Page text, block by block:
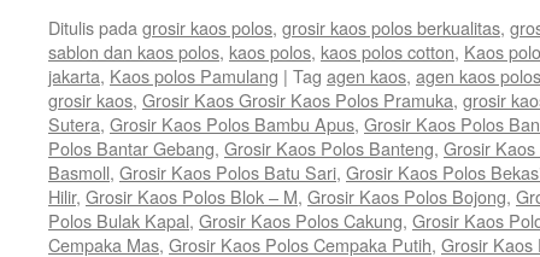
Ditulis padagrosir kaos polos, grosir kaos polos berkualitas,
sablon dan kaos polos, kaos polos, kaos polos cotton, Kaos
jakarta, Kaos polos Pamulang | Tag agen kaos, agen kaos polos
grosir kaos, Grosir Kaos Grosir Kaos Polos Pramuka, grosir
Sutera, Grosir Kaos Polos Bambu Apus, Grosir Kaos Polos
Polos Bantar Gebang, Grosir Kaos Polos Banteng, Grosir
Basmoll, Grosir Kaos Polos Batu Sari, Grosir Kaos Polos
Hilir, Grosir Kaos Polos Blok – M, Grosir Kaos Polos Bojong,
Polos Bulak Kapal, Grosir Kaos Polos Cakung, Grosir Kaos
Cempaka Mas, Grosir Kaos Polos Cempaka Putih, Grosir Kaos